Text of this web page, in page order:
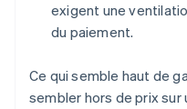
exigent une
du paiement.
Ce qui semble haut de
sembler hors de prix sur